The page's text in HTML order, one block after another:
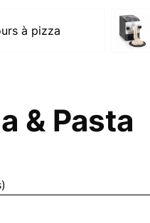
à pizza
& Pasta